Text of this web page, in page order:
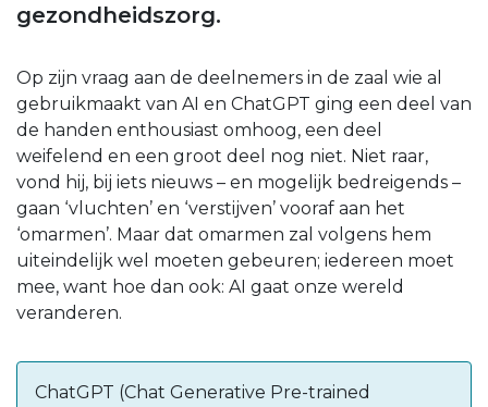
gezondheidszorg.
Op zijn vraag aan de deelnemers in de zaal wie al
gebruikmaakt van AI en ChatGPT ging een deel van
de handen enthousiast omhoog, een deel
weifelend en een groot deel nog niet. Niet raar,
vond hij, bij iets nieuws – en mogelijk bedreigends –
gaan ‘vluchten’ en ‘verstijven’ vooraf aan het
‘omarmen’. Maar dat omarmen zal volgens hem
uiteindelijk wel moeten gebeuren; iedereen moet
mee, want hoe dan ook: AI gaat onze wereld
veranderen.
ChatGPT (Chat Generative Pre-trained